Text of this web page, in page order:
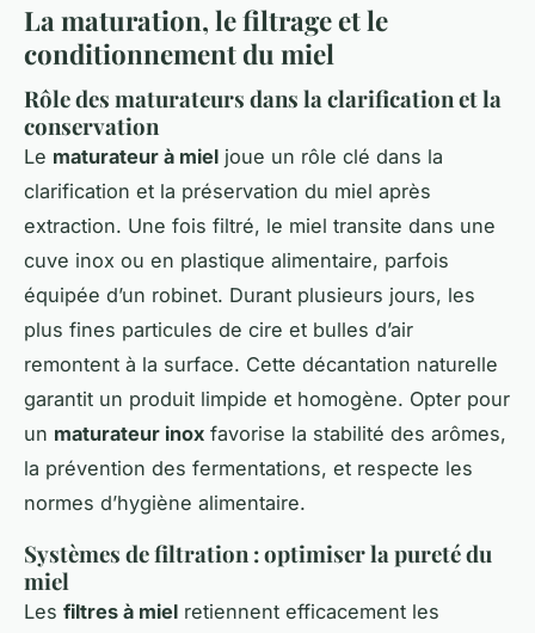
La maturation, le filtrage et le
conditionnement du miel
Rôle des maturateurs dans la clarification et la
conservation
Le maturateur à miel joue un rôle clé dans la
clarification et la préservation du miel après
extraction. Une fois filtré, le miel transite dans une
cuve inox ou en plastique alimentaire, parfois
équipée d’un robinet. Durant plusieurs jours, les
plus fines particules de cire et bulles d’air
remontent à la surface. Cette décantation naturelle
garantit un produit limpide et homogène. Opter pour
un maturateur inox favorise la stabilité des arômes,
la prévention des fermentations, et respecte les
normes d’hygiène alimentaire.
Systèmes de filtration : optimiser la pureté du
miel
Les filtres à miel retiennent efficacement les